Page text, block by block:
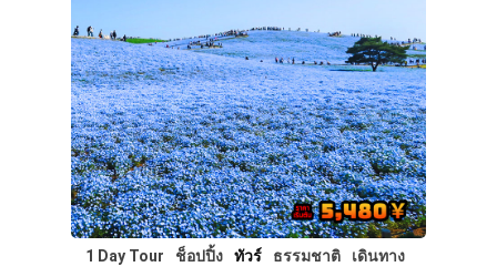
1 Day Tour ช็อปปิ้ง ทัวร์ ธรรมชาติ เดินทาง